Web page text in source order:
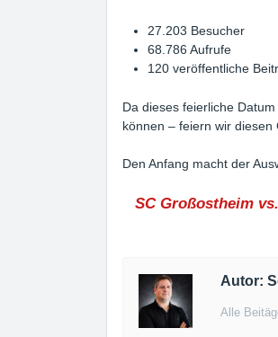
27.203 Besucher
68.786 Aufrufe
120 veröffentliche
Da dieses feierliche
können – feiern wir diesen
Den Anfang macht der
SC Großostheim
Autor:
Alle